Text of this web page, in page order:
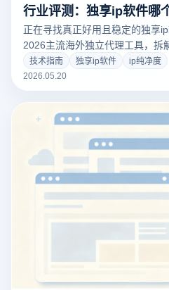
正在寻找真正好用且稳定的独享
2026主流海外独立代理工具，拆
的核心价值。结合云登指纹浏览
指纹层构建全方位的多店铺防关
技术指南 独享ip软件
ip纯净度
2026.05.20